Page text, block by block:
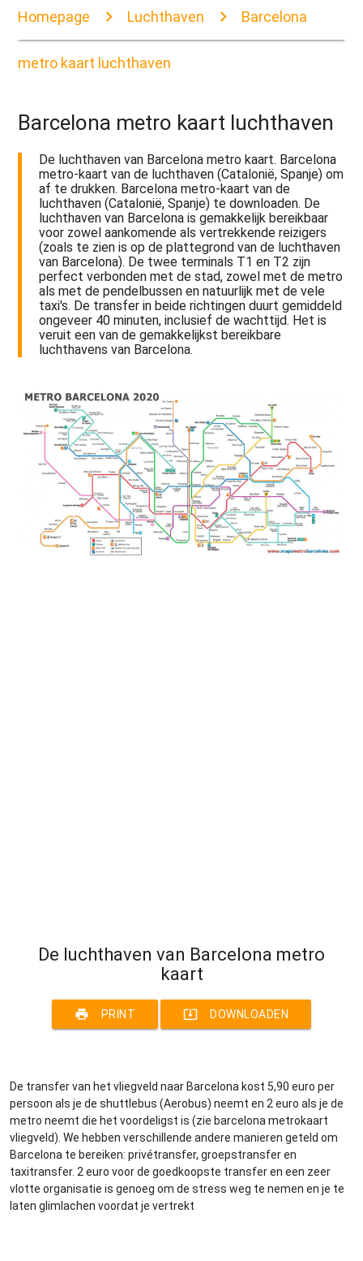
Homepage Luchthaven Barcelona
metro kaart luchthaven
Barcelona metro kaart luchthaven
De luchthaven van Barcelona metro kaart. Barcelona
metro-kaart van de luchthaven (Catalonië, Spanje) om
af te drukken. Barcelona metro-kaart van de
luchthaven (Catalonië, Spanje) te downloaden. De
luchthaven van Barcelona is gemakkelijk bereikbaar
voor zowel aankomende als vertrekkende reizigers
(zoals te zien is op de plattegrond van de luchthaven
van Barcelona). De twee terminals T1 en T2 zijn
perfect verbonden met de stad, zowel met de metro
als met de pendelbussen en natuurlijk met de vele
taxi's. De transfer in beide richtingen duurt gemiddeld
ongeveer 40 minuten, inclusief de wachttijd. Het is
veruit een van de gemakkelijkst bereikbare
luchthavens van Barcelona.
De luchthaven van Barcelona metro
kaart
print PRINT system_update_alt DOWNLOADEN
De transfer van het vliegveld naar Barcelona kost 5,90 euro per
persoon als je de shuttlebus (Aerobus) neemt en 2 euro als je de
metro neemt die het voordeligst is (zie barcelona metrokaart
vliegveld). We hebben verschillende andere manieren geteld om
Barcelona te bereiken: privétransfer, groepstransfer en
taxitransfer. 2 euro voor de goedkoopste transfer en een zeer
vlotte organisatie is genoeg om de stress weg te nemen en je te
laten glimlachen voordat je vertrekt